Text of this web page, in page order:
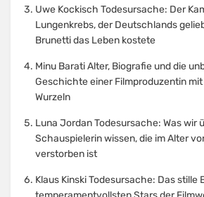
Uwe Kockisch Todesursache: Der
Lungenkrebs, der Deutschlands
Brunetti das Leben kostete
Minu Barati Alter, Biografie und die
Geschichte einer Filmproduzentin
Wurzeln
Luna Jordan Todesursache: Was wir
Schauspielerin wissen, die im Alter
verstorben ist
Klaus Kinski Todesursache: Das stille